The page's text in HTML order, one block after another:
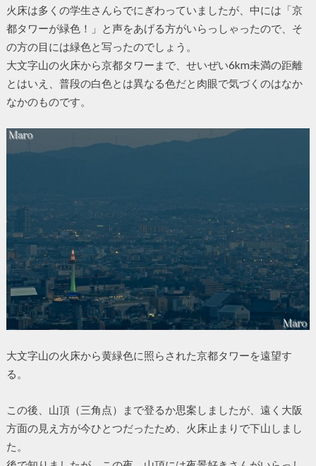
火床は多くの学生さんらでにぎわっていましたが、中には「京
都タワーが緑色！」と声をあげる方がいらっしゃったので、そ
の方の目には緑色と写ったのでしょう。
大文字山の火床から京都タワーまで、せいぜい6km未満の距離
とはいえ、普段の白色とは異なる色だと肉眼で気づくのはなか
なかのものです。
大文字山の火床から黄緑色に照らされた京都タワーを遠望す
る。
この後、山頂（三角点）まで登るか思案しましたが、遠く大阪
方面の見え方が今ひとつだったため、火床止まりで下山しまし
た。